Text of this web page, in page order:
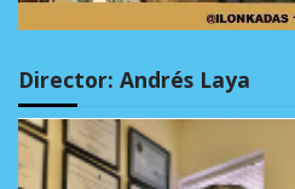
Director: Andrés Laya